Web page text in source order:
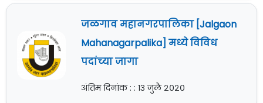
जळगाव महानगरपालिका [Jalgaon
Mahanagarpalika] मध्ये विविध
पदांच्या जागा
अंतिम दिनांक : : १३ जुलै २०२०